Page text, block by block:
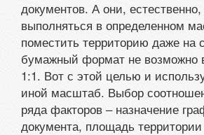
документов. А они,
выполняться в определенном
поместить территорию даже
бумажный формат не возможно
1:1. Вот с этой целью и
иной масштаб. Выбор
ряда факторов – назначение
документа, площадь